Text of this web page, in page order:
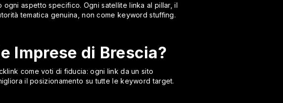
aspetto specifico. Ogni satellite linka al pillar, il
tematica genuina, non come keyword stuffing.
Imprese di Brescia?
come voti di fiducia: ogni link da un sito
il posizionamento su tutte le keyword target.